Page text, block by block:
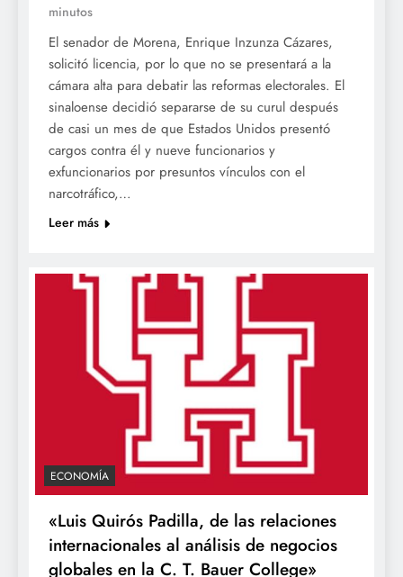
minutos
El senador de Morena, Enrique Inzunza Cázares,
solicitó licencia, por lo que no se presentará a la
cámara alta para debatir las reformas electorales. El
sinaloense decidió separarse de su curul después
de casi un mes de que Estados Unidos presentó
cargos contra él y nueve funcionarios y
exfuncionarios por presuntos vínculos con el
narcotráfico,…
Leer más
ECONOMÍA
«Luis Quirós Padilla, de las relaciones
internacionales al análisis de negocios
globales en la C. T. Bauer College»